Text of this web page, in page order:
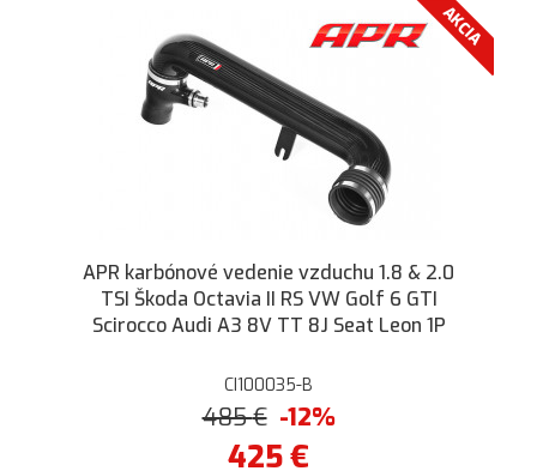
AKCIA
APR karbónové vedenie vzduchu 1.8 & 2.0
TSI Škoda Octavia II RS VW Golf 6 GTI
Scirocco Audi A3 8V TT 8J Seat Leon 1P
CI100035-B
485€ -12%
425€